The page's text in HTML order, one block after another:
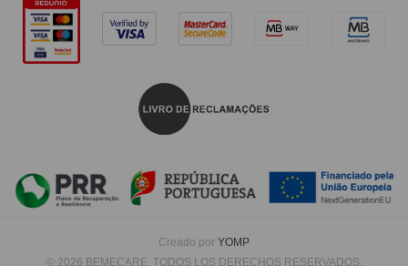
Creado por YOMP
© 2026 BEMECARE. TODOS LOS DERECHOS RESERVADOS.